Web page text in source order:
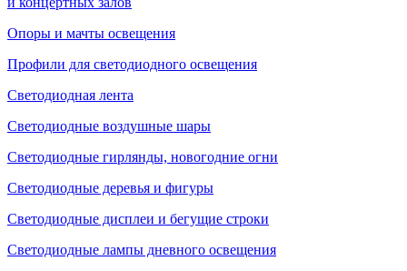
Опоры и мачты освещения
Профили для светодиодного освещения
Светодиодная лента
Светодиодные воздушные шары
Светодиодные гирлянды, новогодние огни
Светодиодные деревья и фигуры
Светодиодные дисплеи и бегущие строки
Светодиодные лампы дневного освещения